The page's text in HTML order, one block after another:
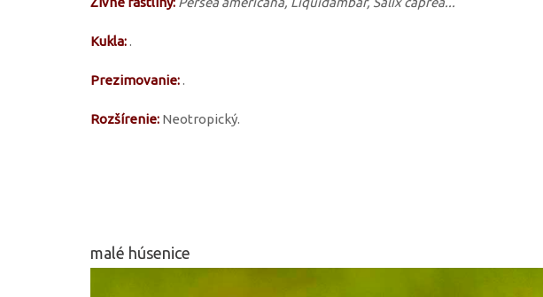
Kukla:.
Prezimovanie:.
Rozšírenie: Neotropický.
malé húsenice